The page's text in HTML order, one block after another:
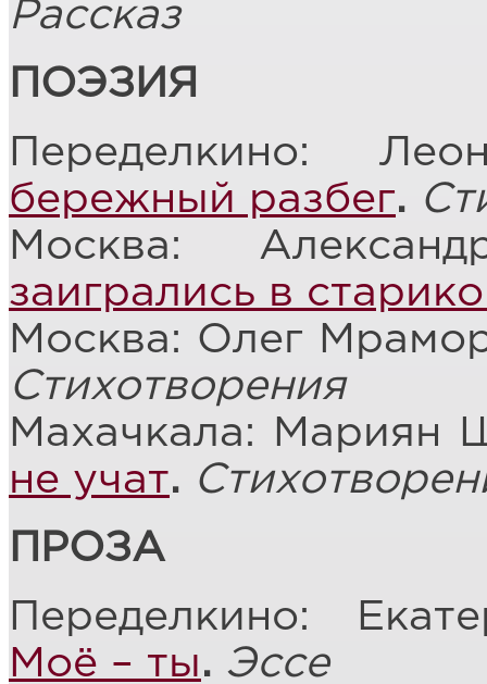
Рассказ
ПОЭЗИЯ
Переделкино:
бережный разбег.
Москва:
заигрались в
Москва: Олег
Стихотворения
Махачкала: Мариян
не учат.
ПРОЗА
Переделкино:
Моё – ты. Эссе